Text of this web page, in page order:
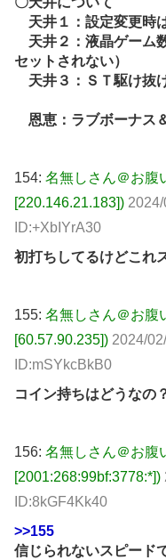
天井１：設定変更時
天井２：液晶ゲーム
セットされない）
天井３：ＳＴ駆け抜
恩恵：ラブボーナス
154: 名無しさん＠お腹
[220.146.21.183])
ID:+XbIYrA30
初打ちしてるけどこれ
155: 名無しさん＠お腹
[60.57.90.235]) 2024/
ID:mSYkcBkB0
コイン持ちはどうなの
156: 名無しさん＠お腹
[2001:268:99bf:3778:*])
ID:8kGF4Kk40
>>155
信じられないスピード